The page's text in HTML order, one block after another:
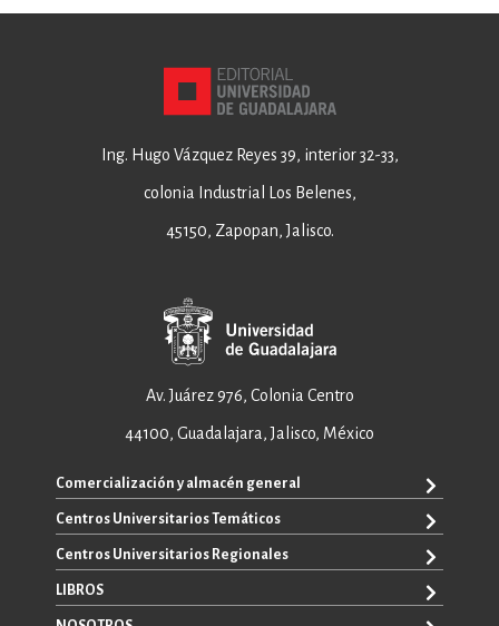
Ing. Hugo Vázquez Reyes 39, interior 32-33,
colonia Industrial Los Belenes,
45150, Zapopan, Jalisco.
Av. Juárez 976, Colonia Centro
44100, Guadalajara, Jalisco, México
Comercialización y almacén general
+52 33 3640 6326
+52 33 3640 4595
ventas@editorial.udg.mx
Centros Universitarios Temáticos
CUAAD
CUCEA
Centros Universitarios Regionales
CUALTOS
CUCHAPALA
LIBROS